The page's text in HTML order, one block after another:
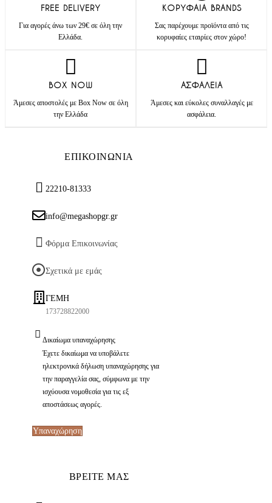
FREE DELIVERY
Για αγορές άνω των 29€ σε όλη την
Ελλάδα.
ΚΟΡΥΦΑΙΑ BRANDS
Σας παρέχουμε προϊόντα από τις
κορυφαίες εταιρίες στον χώρο!
BOX NOW
Άμεσες αποστολές με Box Now σε όλη
την Ελλάδα
ΑΣΦΑΛΕΙΑ
Άμεσες και εύκολες συναλλαγές με
ασφάλεια.
ΕΠΙΚΟΙΝΩΝΙΑ
22210-81333
info@megashopgr.gr
Φόρμα Επικοινωνίας
Σχετικά με εμάς
ΓΕΜΗ
173728822000
Δικαίωμα υπαναχώρησης
Έχετε δικαίωμα να υποβάλετε
ηλεκτρονικά δήλωση υπαναχώρησης για
την παραγγελία σας, σύμφωνα με την
ισχύουσα νομοθεσία για τις εξ
αποστάσεως αγορές.
Υπαναχώρηση
ΒΡΕΙΤΕ ΜΑΣ